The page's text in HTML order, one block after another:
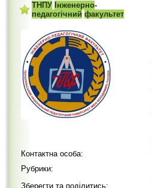
ТНПУ Інженерно-
педагогічний факультет
Контактна особа:
Рубрики:
Зберегти та поділитись: